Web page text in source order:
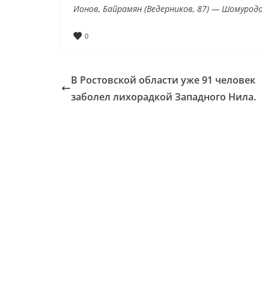
Ионов, Байрамян (Ведерников, 87) —
0
В Ростовской области уже 91 человек
заболел лихорадкой Западного Нила.